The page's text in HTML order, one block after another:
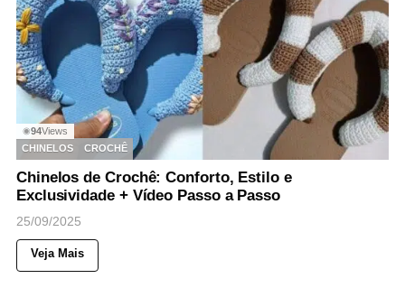
◉94Views
CHINELOS
CROCHÊ
Chinelos de Crochê: Conforto, Estilo e
Exclusividade + Vídeo Passo a Passo
25/09/2025
Veja Mais